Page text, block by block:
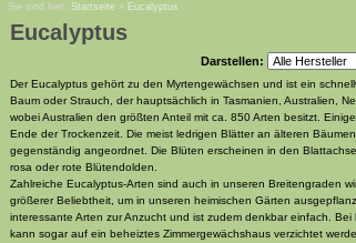
Sie sind hier: Startseite » Eucalyptus
Eucalyptus
Darstellen:
Der Eucalyptus gehört zu den Myrtengewächsen und ist ein
Baum oder Strauch, der hauptsächlich in Tasmanien, Australien,
wobei Australien den größten Anteil mit ca. 850 Arten besitzt.
Ende der Trockenzeit. Die meist ledrigen Blätter an älteren
gegenständig angeordnet. Die Blüten erscheinen in den
rosa oder rote Blütendolden.
Zahlreiche Eucalyptus-Arten sind auch in unseren Breitengraden
größerer Beliebtheit, um in unseren heimischen Gärten
interessante Arten zur Anzucht und ist zudem denkbar einfach.
kann sogar auf ein beheiztes Zimmergewächshaus verzichtet